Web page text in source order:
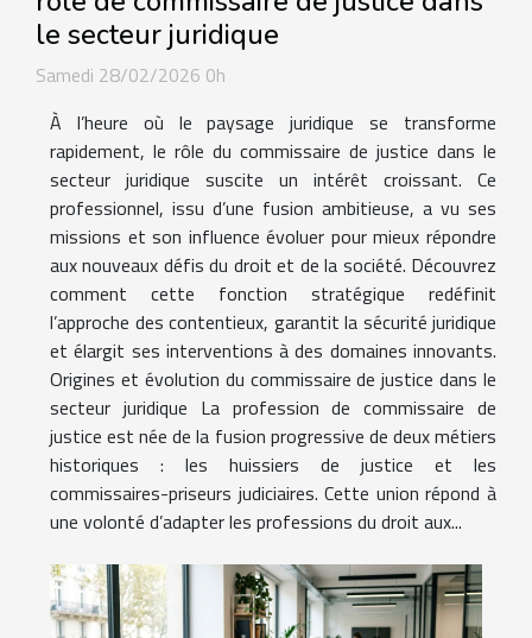
le secteur juridique
Samedi 28/02/2026 0h
À l’heure où le paysage juridique se transforme
rapidement, le rôle du commissaire de justice dans le
secteur juridique suscite un intérêt croissant. Ce
professionnel, issu d’une fusion ambitieuse, a vu ses
missions et son influence évoluer pour mieux répondre
aux nouveaux défis du droit et de la société. Découvrez
comment cette fonction stratégique redéfinit
l’approche des contentieux, garantit la sécurité juridique
et élargit ses interventions à des domaines innovants.
Origines et évolution du commissaire de justice dans le
secteur juridique La profession de commissaire de
justice est née de la fusion progressive de deux métiers
historiques : les huissiers de justice et les
commissaires-priseurs judiciaires. Cette union répond à
une volonté d’adapter les professions du droit aux...